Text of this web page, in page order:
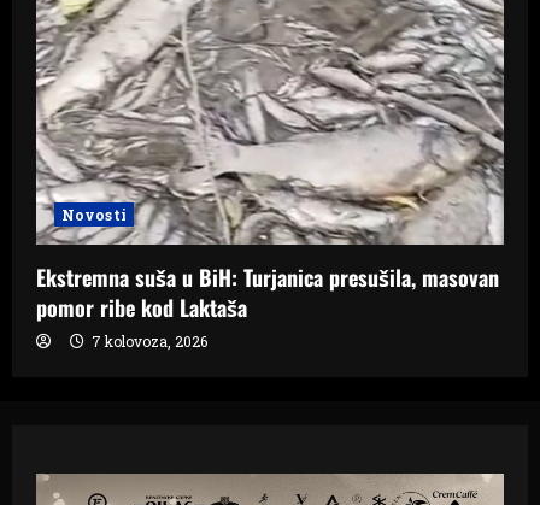
Novosti
Ekstremna suša u BiH: Turjanica presušila, masovan
pomor ribe kod Laktaša
7 kolovoza, 2026